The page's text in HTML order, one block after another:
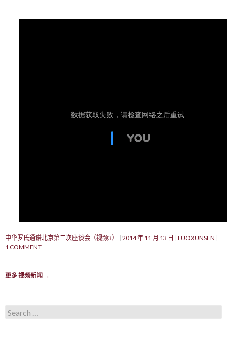
中华罗氏通谱北京第二次座谈会（视频3） 2014 年 11 月 13 日
LUOXUNSEN
1 COMMENT
更多 视频新闻 →
Search for: